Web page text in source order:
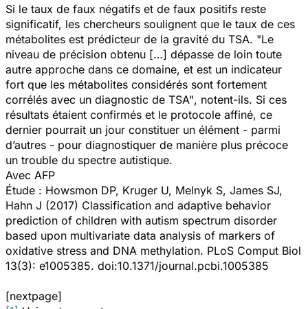
Si le taux de faux négatifs et de faux positifs reste
significatif, les chercheurs soulignent que le taux de ces
métabolites est prédicteur de la gravité du TSA. "Le
niveau de précision obtenu […] dépasse de loin toute
autre approche dans ce domaine, et est un indicateur
fort que les métabolites considérés sont fortement
corrélés avec un diagnostic de TSA", notent-ils. Si ces
résultats étaient confirmés et le protocole affiné, ce
dernier pourrait un jour constituer un élément - parmi
d’autres - pour diagnostiquer de manière plus précoce
un trouble du spectre autistique.
Avec AFP
Étude : Howsmon DP, Kruger U, Melnyk S, James SJ,
Hahn J (2017) Classification and adaptive behavior
prediction of children with autism spectrum disorder
based upon multivariate data analysis of markers of
oxidative stress and DNA methylation. PLoS Comput Biol
13(3): e1005385. doi:10.1371/journal.pcbi.1005385
[nextpage]